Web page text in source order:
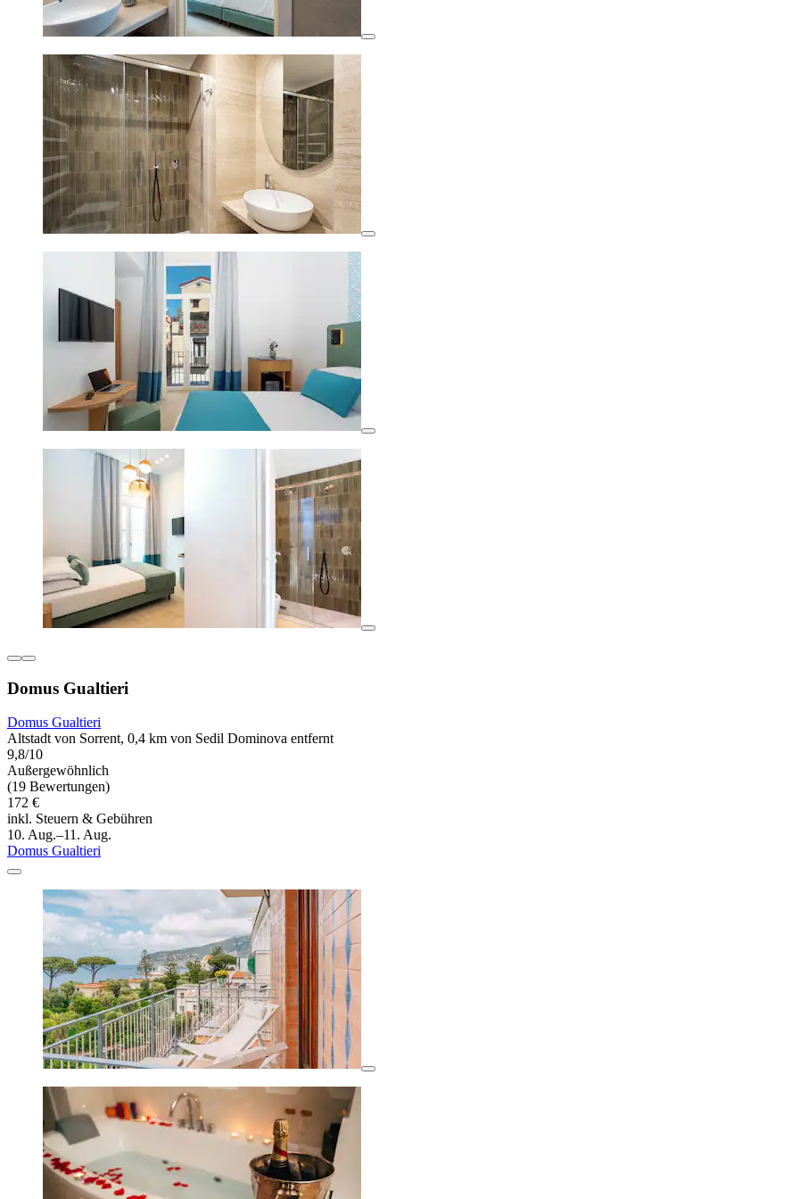
Domus Gualtieri
Domus Gualtieri
Altstadt von Sorrent, 0,4 km von Sedil Dominova entfernt
9,8/10
Außergewöhnlich
(19 Bewertungen)
172 €
inkl. Steuern & Gebühren
10. Aug.–11. Aug.
Domus Gualtieri